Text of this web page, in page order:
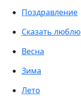
Поздравление
Сказать люблю
Весна
Зима
Лето